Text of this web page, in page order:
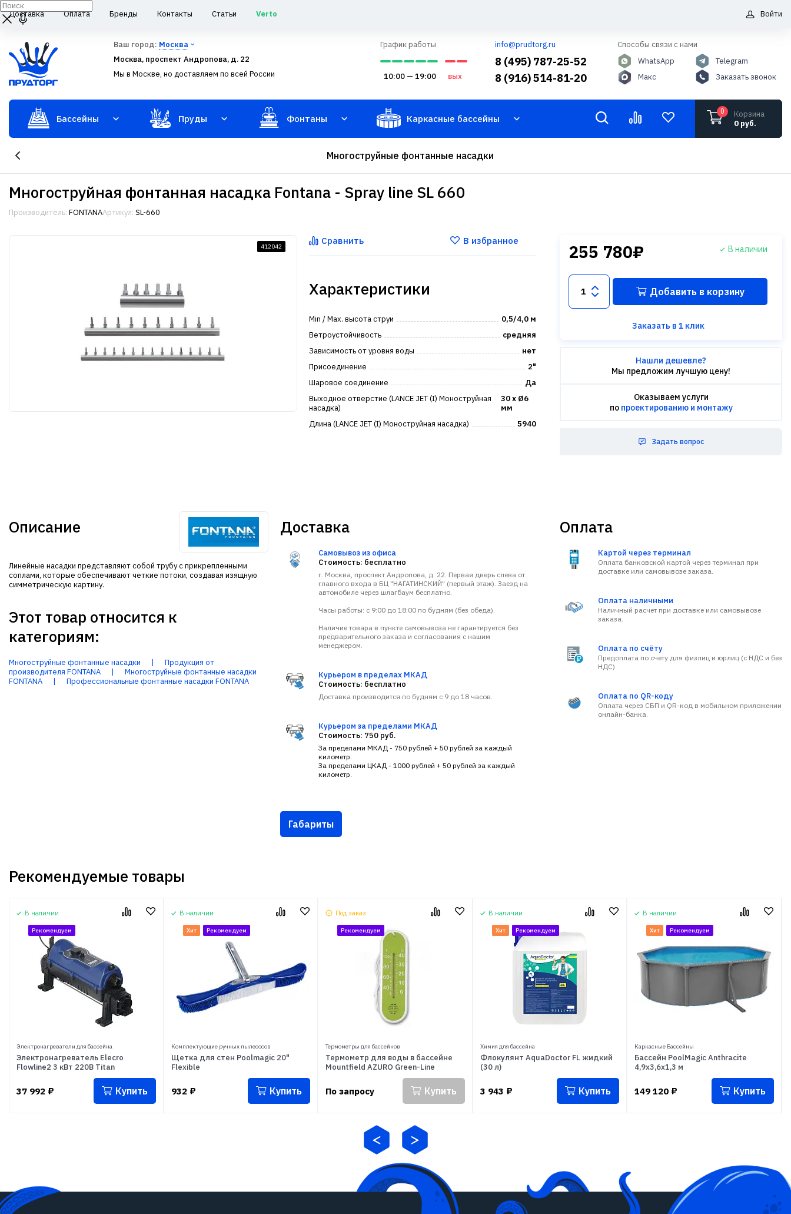
Доставка Оплата Бренды Контакты Статьи Verto Войти
Ваш город: Москва
Москва, проспект Андропова, д. 22
Мы в Москве, но доставляем по всей России
График работы
10:00 — 19:00 вых
info@prudtorg.ru
8 (495) 787-25-52
8 (916) 514-81-20
Способы связи с нами
WhatsApp
Макс
Telegram
Заказать звонок
Бассейны Пруды Фонтаны Каркасные бассейны
0
Корзина
0 руб.
Многоструйные фонтанные насадки
Многоструйная фонтанная насадка Fontana - Spray line SL 660
Производитель: FONTANAАртикул: SL-660
412042
Сравнить В избранное
Характеристики
Min / Max. высота струи
0,5/4,0 м
Ветроустойчивость
средняя
Зависимость от уровня воды
нет
Присоединение
2"
Шаровое соединение
Да
Выходное отверстие (LANCE JET (I) Моноструйная
насадка)
30 х Ø6
мм
Длина (LANCE JET (I) Моноструйная насадка)
5940
255 780₽ В наличии
Добавить в корзину
Заказать в 1 клик
Нашли дешевле?
Мы предложим лучшую цену!
Оказываем услуги
по проектированию и монтажу
Задать вопрос
Описание
Линейные насадки представляют собой трубу с прикрепленными
соплами, которые обеспечивают четкие потоки, создавая изящную
симметрическую картину.
Этот товар относится к
категориям:
Многоструйные фонтанные насадки |
Продукция от
производителя FONTANA
|
Многоструйные фонтанные насадки
FONTANA
| Профессиональные фонтанные насадки FONTANA
Доставка
Самовывоз из офиса
Стоимость: бесплатно
г. Москва, проспект Андропова, д. 22. Первая дверь слева от
главного входа в БЦ "НАГАТИНСКИЙ" (первый этаж). Заезд на
автомобиле через шлагбаум бесплатно.
Часы работы: с 9:00 до 18:00 по будням (без обеда).
Наличие товара в пункте самовывоза не гарантируется без
предварительного заказа и согласования с нашим
менеджером.
Курьером в пределах МКАД
Стоимость: бесплатно
Доставка производится по будням с 9 до 18 часов.
Курьером за пределами МКАД
Стоимость: 750 руб.
За пределами МКАД - 750 рублей + 50 рублей за каждый
километр.
За пределами ЦКАД - 1000 рублей + 50 рублей за каждый
километр.
Габариты
Оплата
Картой через терминал
Оплата банковской картой через терминал при
доставке или самовывозе заказа.
Оплата наличными
Наличный расчет при доставке или самовывозе
заказа.
Оплата по счёту
Предоплата по счету для физлиц и юрлиц (с НДС и без
НДС)
Оплата по QR-коду
Оплата через СБП и QR-код в мобильном приложении
онлайн-банка.
Рекомендуемые товары
В наличии
Рекомендуем
Электронагреватели для бассейна
Электронагреватель Elecro
Flowline2 3 кВт 220В Titan
37 992 ₽ Купить
В наличии
Хит Рекомендуем
Комплектующие ручных пылесосов
Щетка для стен Poolmagic 20"
Flexible
932 ₽ Купить
Под заказ
Рекомендуем
Термометры для бассейнов
Термометр для воды в бассейне
Mountfield AZURO Green-Line
По запросу Купить
В наличии
Хит Рекомендуем
Химия для бассейна
Флокулянт AquaDoctor FL жидкий
(30 л)
3 943 ₽ Купить
В наличии
Хит Рекомендуем
Каркасные Бассейны
Бассейн PoolMagic Anthracite
4,9x3,6x1,3 м
149 120 ₽ Купить